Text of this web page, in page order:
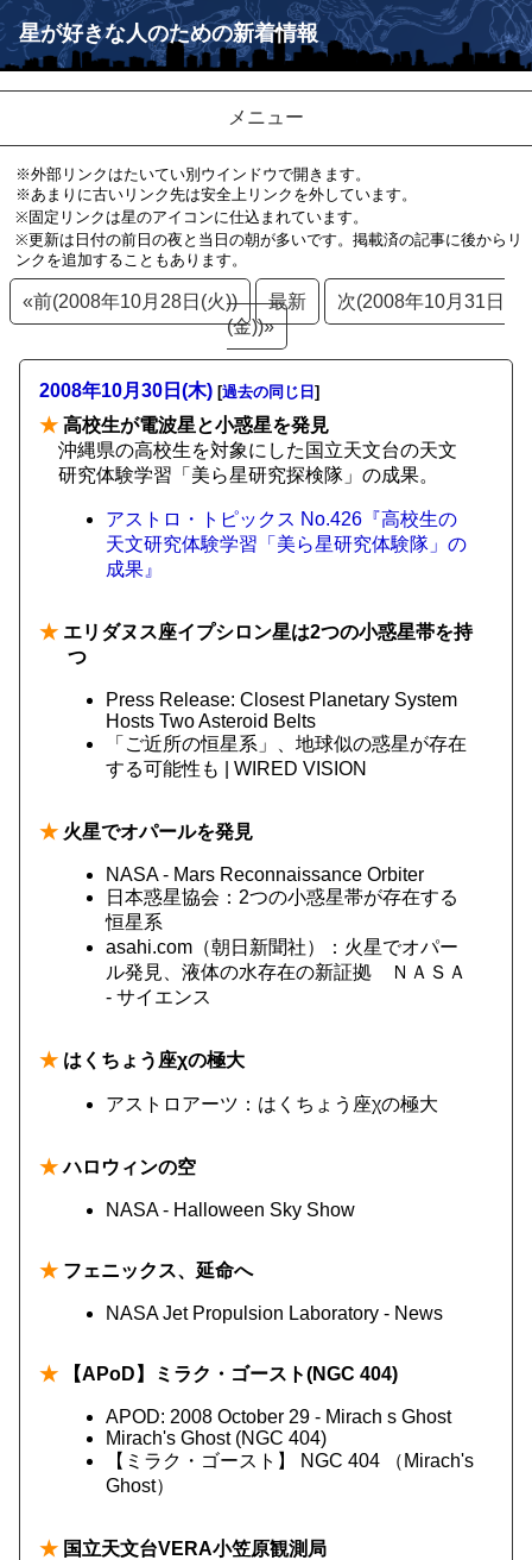
星が好きな人のための新着情報
メニュー
※外部リンクはたいてい別ウインドウで開きます。
※あまりに古いリンク先は安全上リンクを外しています。
※固定リンクは星のアイコンに仕込まれています。
※更新は日付の前日の夜と当日の朝が多いです。掲載済の記事に後からリ
ンクを追加することもあります。
«前(2008年10月28日(火)) 最新
次(2008年10月31日
(金))»
2008年10月30日(木) [過去の同じ日 ]
★ 高校生が電波星と小惑星を発見
沖縄県の高校生を対象にした国立天文台の天文
研究体験学習「美ら星研究探検隊」の成果。
アストロ・トピックス No.426『高校生の
天文研究体験学習「美ら星研究体験隊」の
成果』
★ エリダヌス座イプシロン星は2つの小惑星帯を持
つ
Press Release: Closest Planetary System
Hosts Two Asteroid Belts
「ご近所の恒星系」、地球似の惑星が存在
する可能性も | WIRED VISION
★ 火星でオパールを発見
NASA - Mars Reconnaissance Orbiter
日本惑星協会：2つの小惑星帯が存在する
恒星系
asahi.com（朝日新聞社）：火星でオパー
ル発見、液体の水存在の新証拠 ＮＡＳＡ
- サイエンス
★ はくちょう座χの極大
アストロアーツ：はくちょう座χの極大
★ハロウィンの空
NASA - Halloween Sky Show
★ フェニックス、延命へ
NASA Jet Propulsion Laboratory - News
★ 【APoD】ミラク・ゴースト(NGC 404)
APOD: 2008 October 29 - Mirach s Ghost
Mirach's Ghost (NGC 404)
【ミラク・ゴースト】 NGC 404 （Mirach's
Ghost）
★ 国立天文台VERA小笠原観測局